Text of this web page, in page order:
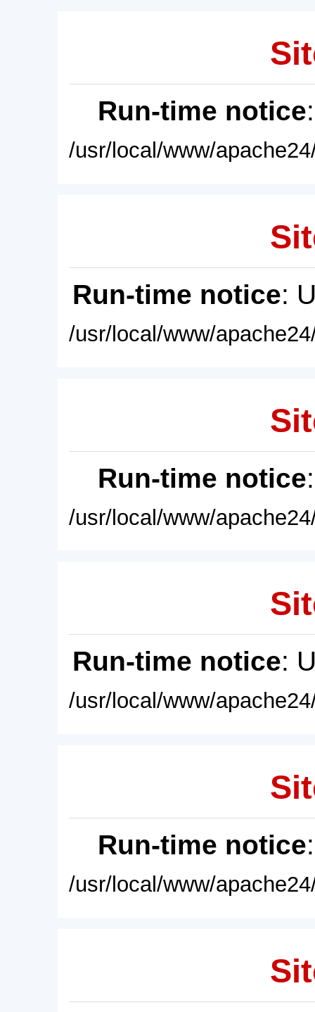
Run-time notice
/usr/local/www/
Run-time notice:
/usr/local/www/
Run-time notice
/usr/local/www/
Run-time notice:
/usr/local/www/
Run-time notice
/usr/local/www/